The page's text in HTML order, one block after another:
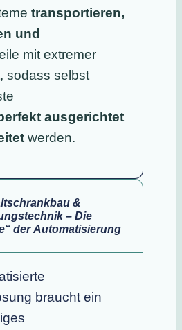
transportieren,
und
mit extremer
sodass selbst
ausgerichtet
werden.
&
– Die
der Automatisierung
braucht ein